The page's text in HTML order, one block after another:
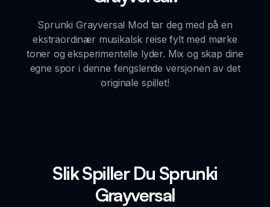
Sprunki Grayversal Mod tar deg med på en
ekstraordinær musikalsk reise fylt med mørke
toner og eksperimentelle lyder. Mix og skap dine
egne spor i denne fengslende versjonen av det
originale spillet!
Slik Spiller Du Sprunki
Grayversal